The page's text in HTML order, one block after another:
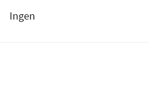
Ingen